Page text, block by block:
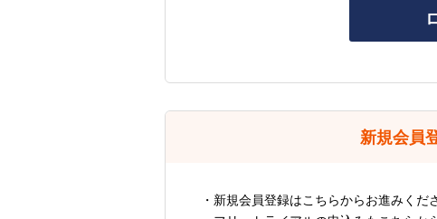
新規会員
・新規会員登録はこちらからお進みくだ